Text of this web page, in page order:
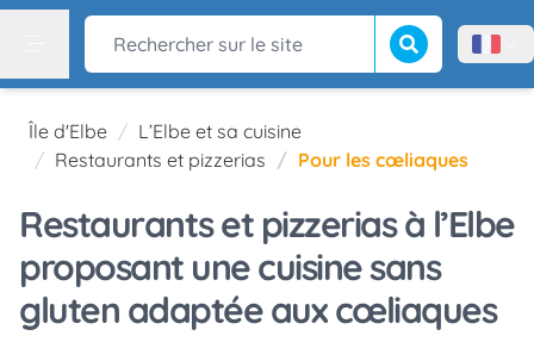
Rechercher sur le site Lancer la Menù
Île d'Elbe
L’Elbe et sa cuisine
Restaurants et pizzerias
Pour les cœliaques
Restaurants et pizzerias à l’Elbe
proposant une cuisine sans
gluten adaptée aux cœliaques